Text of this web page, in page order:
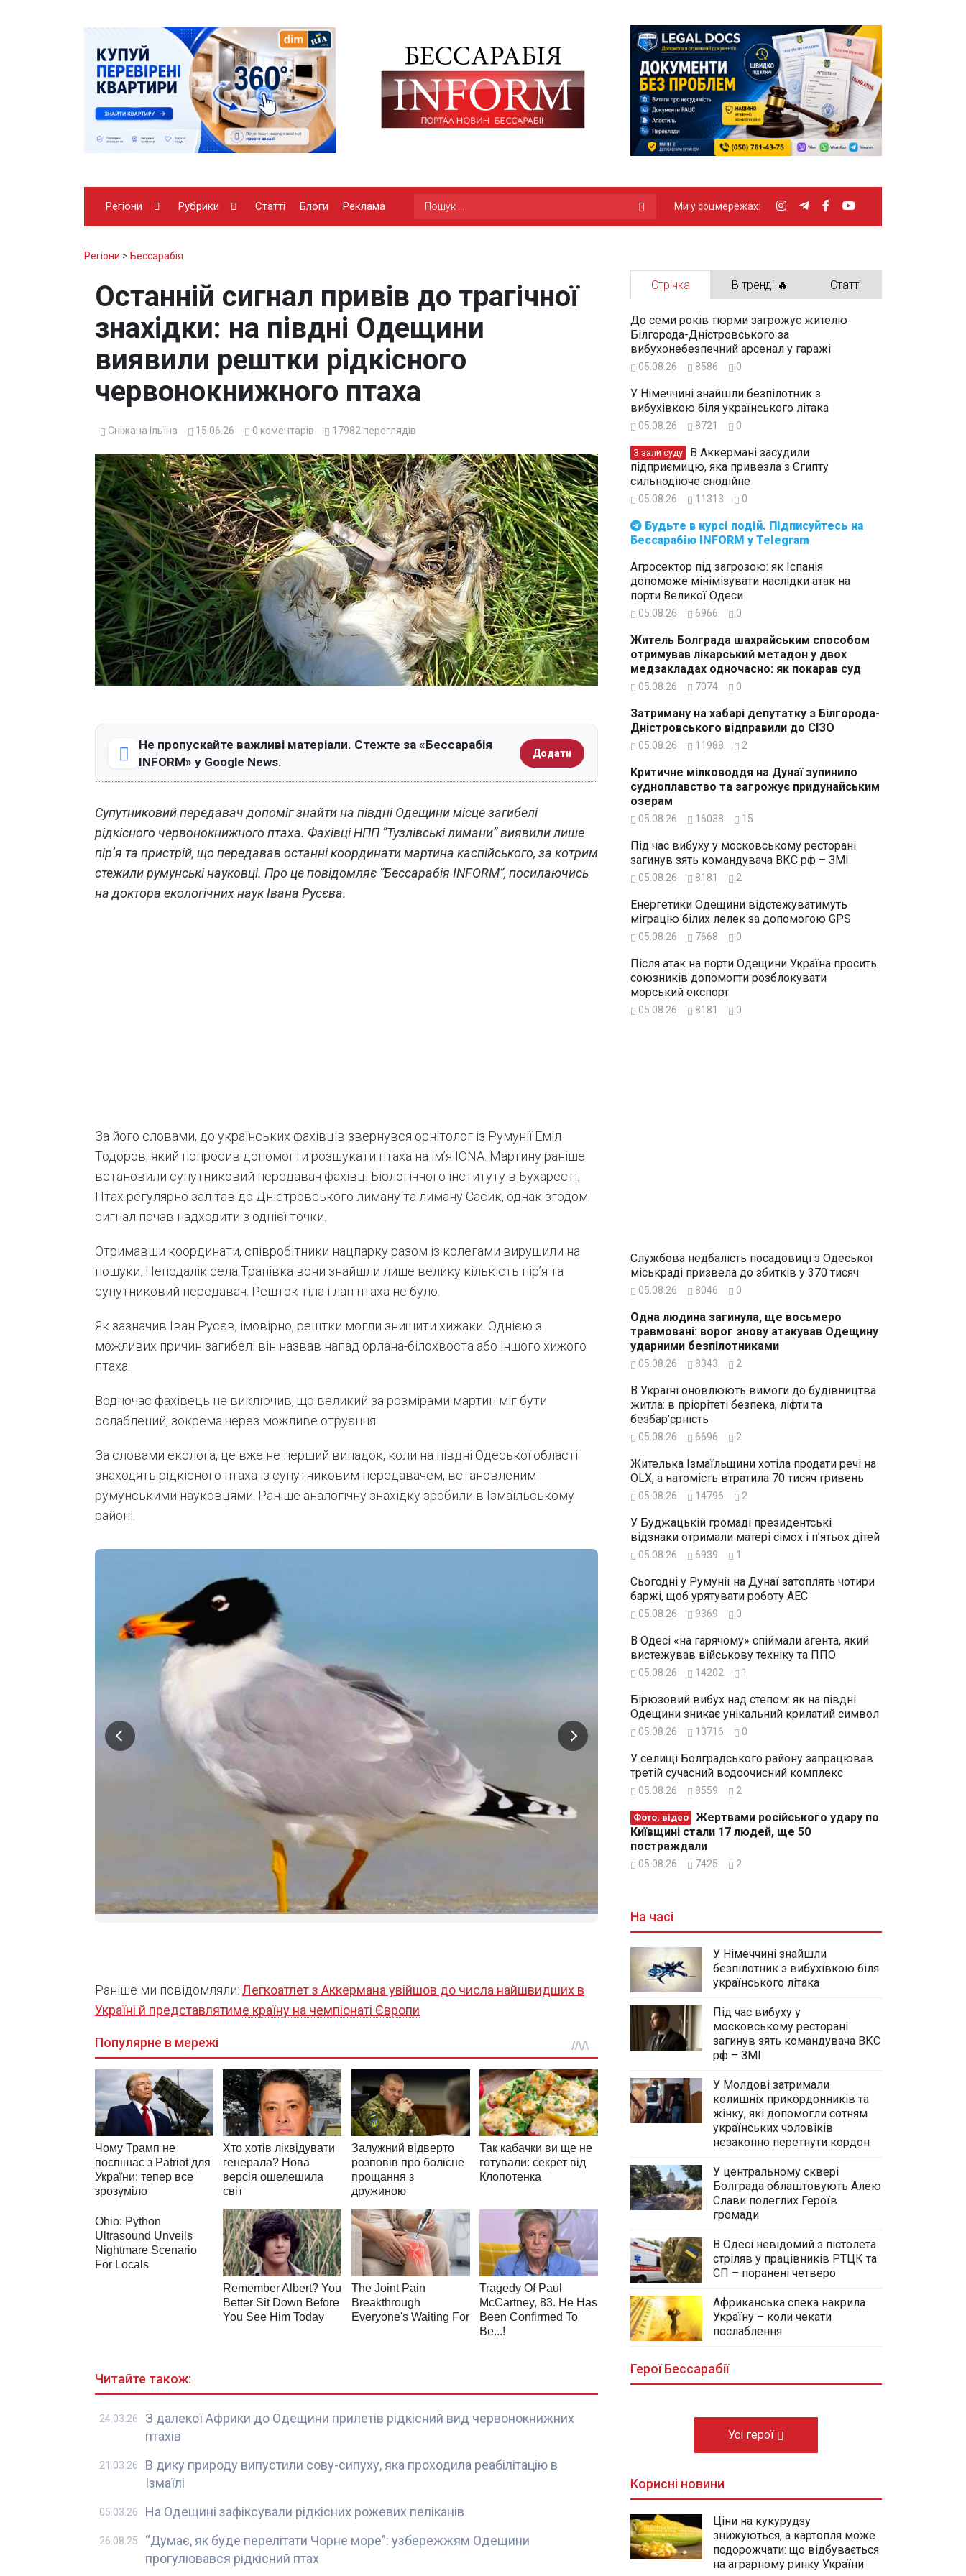
Регіони Рубрики Статті Блоги Реклама Ми у соцмережах:
Регіони > Бессарабія
Останній сигнал привів до трагічної
знахідки: на півдні Одещини
виявили рештки рідкісного
червонокнижного птаха
Сніжана Ільїна 15.06.26 0 коментарів 17982 переглядів
Не пропускайте важливі матеріали. Стежте за «Бессарабія
INFORM» у Google News.
Додати
Супутниковий передавач допоміг знайти на півдні Одещини місце загибелі
рідкісного червонокнижного птаха. Фахівці НПП “Тузлівські лимани” виявили лише
пір’я та пристрій, що передавав останні координати мартина каспійського, за котрим
стежили румунські науковці. Про це повідомляє “Бессарабія INFORM”, посилаючись
на доктора екологічних наук Івана Русєва.
За його словами, до українських фахівців звернувся орнітолог із Румунії Еміл
Тодоров, який попросив допомогти розшукати птаха на ім’я IONA. Мартину раніше
встановили супутниковий передавач фахівці Біологічного інституту в Бухаресті.
Птах регулярно залітав до Дністровського лиману та лиману Сасик, однак згодом
сигнал почав надходити з однієї точки.
Отримавши координати, співробітники нацпарку разом із колегами вирушили на
пошуки. Неподалік села Трапівка вони знайшли лише велику кількість пір’я та
супутниковий передавач. Решток тіла і лап птаха не було.
Як зазначив Іван Русєв, імовірно, рештки могли знищити хижаки. Однією з
можливих причин загибелі він назвав напад орлана-білохвоста або іншого хижого
птаха.
Водночас фахівець не виключив, що великий за розмірами мартин міг бути
ослаблений, зокрема через можливе отруєння.
За словами еколога, це вже не перший випадок, коли на півдні Одеської області
знаходять рідкісного птаха із супутниковим передавачем, встановленим
румунськими науковцями. Раніше аналогічну знахідку зробили в Ізмаїльському
районі.
Раніше ми повідомляли: Легкоатлет з Аккермана увійшов до числа найшвидших в
Україні й представлятиме країну на чемпіонаті Європи
Читайте також:
З далекої Африки до Одещини прилетів рідкісний вид червонокнижних
птахів
24.03.26
В дику природу випустили сову-сипуху, яка проходила реабілітацію в
Ізмаїлі
21.03.26
На Одещині зафіксували рідкісних рожевих пеліканів
05.03.26
“Думає, як буде перелітати Чорне море”: узбережжям Одещини
прогулювався рідкісний птах
26.08.25
Стрічка В тренді 🔥 Статті
Бессарабію INFORM у Telegram
До семи років тюрми загрожує жителю
Білгорода-Дністровського за
вибухонебезпечний арсенал у гаражі
05.08.26 8586 0
У Німеччині знайшли безпілотник з
вибухівкою біля українського літака
05.08.26 8721 0
З зали суду
підприємицю, яка привезла з Єгипту
сильнодіюче снодійне
05.08.26 11313 0
Агросектор під загрозою: як Іспанія
допоможе мінімізувати наслідки атак на
порти Великої Одеси
05.08.26 6966 0
Житель Болграда шахрайським способом
отримував лікарський метадон у двох
медзакладах одночасно: як покарав суд
05.08.26 7074 0
Затриману на хабарі депутатку з Білгорода-
Дністровського відправили до СІЗО
05.08.26 11988 2
Критичне мілководдя на Дунаї зупинило
судноплавство та загрожує придунайським
озерам
05.08.26 16038 15
Під час вибуху у московському ресторані
загинув зять командувача ВКС рф – ЗМІ
05.08.26 8181 2
Енергетики Одещини відстежуватимуть
міграцію білих лелек за допомогою GPS
05.08.26 7668 0
Після атак на порти Одещини Україна просить
союзників допомогти розблокувати
морський експорт
05.08.26 8181 0
Службова недбалість посадовиці з Одеської
міськраді призвела до збитків у 370 тисяч
05.08.26 8046 0
Одна людина загинула, ще восьмеро
травмовані: ворог знову атакував Одещину
ударними безпілотниками
05.08.26 8343 2
В Україні оновлюють вимоги до будівництва
житла: в пріорітеті безпека, ліфти та
безбар’єрність
05.08.26 6696 2
Жителька Ізмаїльщини хотіла продати речі на
OLX, а натомість втратила 70 тисяч гривень
05.08.26 14796 2
У Буджацькій громаді президентські
відзнаки отримали матері сімох і п’ятьох дітей
05.08.26 6939 1
Сьогодні у Румунії на Дунаї затоплять чотири
баржі, щоб урятувати роботу АЕС
05.08.26 9369 0
В Одесі «на гарячому» спіймали агента, який
вистежував військову техніку та ППО
05.08.26 14202 1
Бірюзовий вибух над степом: як на півдні
Одещини зникає унікальний крилатий символ
05.08.26 13716 0
У селищі Болградського району запрацював
третій сучасний водоочисний комплекс
05.08.26 8559 2
Фото, відео
Київщині стали 17 людей, ще 50
постраждали
05.08.26 7425 2
На часі
У Німеччині знайшли
безпілотник з вибухівкою біля
українського літака
Під час вибуху у
московському ресторані
загинув зять командувача ВКС
рф – ЗМІ
У Молдові затримали
колишніх прикордонників та
жінку, які допомогли сотням
українських чоловіків
незаконно перетнути кордон
У центральному сквері
Болграда облаштовують Алею
Слави полеглих Героїв
громади
В Одесі невідомий з пістолета
стріляв у працівників РТЦК та
СП – поранені четверо
Африканська спека накрила
Україну – коли чекати
послаблення
Герої Бессарабії
У центральному сквері Болграда
облаштовують Алею Слави
полеглих Героїв громади
03.08.2026
Усі герої
Корисні новини
Ціни на кукурудзу
знижуються, а картопля може
подорожчати: що відбувається
на аграрному ринку України